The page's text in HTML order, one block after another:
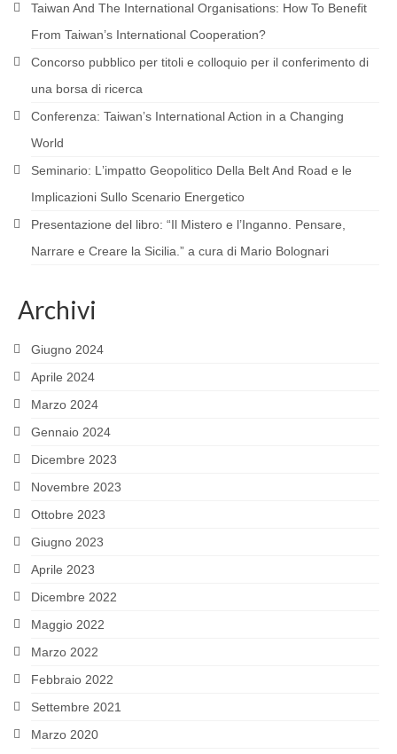
PROJECTS AND PUBLICATIONS
MATERIALS
SOURCES AND WEBSITES INTEREST
AGENDA
ARCHIVIO EVENTI UNITÀ DI MESSINA
NEWS
Taiwan And The International Organisations: How To Benefit
From Taiwan’s International Cooperation?
Concorso pubblico per titoli e colloquio per il conferimento di
una borsa di ricerca
Conferenza: Taiwanʼs International Action in a Changing
World
Seminario: Lʼimpatto Geopolitico Della Belt And Road e le
Implicazioni Sullo Scenario Energetico
Presentazione del libro: “Il Mistero e l’Inganno. Pensare,
Narrare e Creare la Sicilia.” a cura di Mario Bolognari
Archivi
Giugno 2024
Aprile 2024
Marzo 2024
Gennaio 2024
Dicembre 2023
Novembre 2023
Ottobre 2023
Giugno 2023
Aprile 2023
Dicembre 2022
Maggio 2022
Marzo 2022
Febbraio 2022
Settembre 2021
Marzo 2020